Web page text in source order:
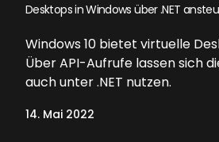
Desktops in Windows über .NET
Windows 10 bietet virtuelle
Über API-Aufrufe lassen sich
auch unter .NET nutzen.
14. Mai 2022